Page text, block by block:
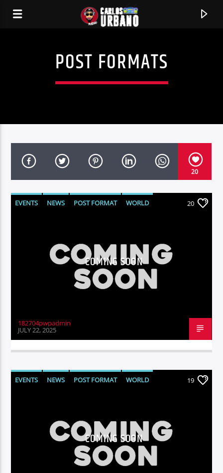
EDIFICANDO TUS SENTIDOS AUDITIVOS
CARLOS URBANO RADIO
CLAIR OBSCUR
A VIRTUAL FRIEND
EDIFICANDO TUS SENTIDOS AUDITIVOS
POST FORMATS
20
EVENTS NEWS POST FORMAT WORLD 20
COMING SOON
182704pwpadmin
JULY 22, 2025
EVENTS NEWS POST FORMAT WORLD 19
COMING SOON